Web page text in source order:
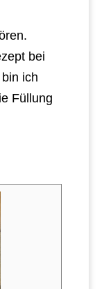
bei
ich
Füllung